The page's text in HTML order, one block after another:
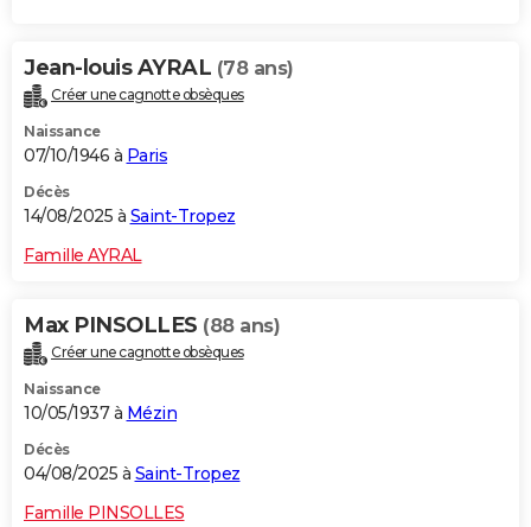
Jean-louis AYRAL (78 ans)
Créer une cagnotte obsèques
Naissance
07/10/1946 à Paris
Décès
14/08/2025 à Saint-Tropez
Famille AYRAL
Max PINSOLLES (88 ans)
Créer une cagnotte obsèques
Naissance
10/05/1937 à Mézin
Décès
04/08/2025 à Saint-Tropez
Famille PINSOLLES